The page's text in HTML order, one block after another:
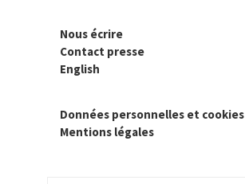
Nous écrire
Contact presse
English
Données personnelles et cookies
Mentions légales